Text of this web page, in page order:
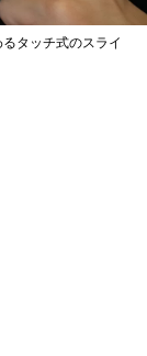
タッチ式のスライ